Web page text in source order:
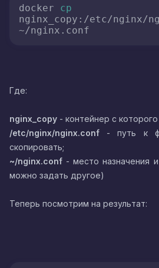
docker cp
nginx_copy:/etc/nginx/
Где:
nginx_copy - контейнер с
/etc/nginx/nginx.conf - путь к
скопировать;
~/nginx.conf - место назначения
можно задать другое)
Теперь посмотрим на результат: